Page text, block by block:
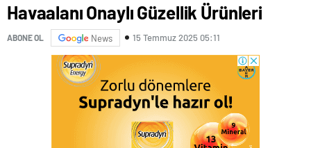
Havaalanı Onaylı Güzellik Ürünleri
ABONE OL News 15 Temmuz 2025 05:11